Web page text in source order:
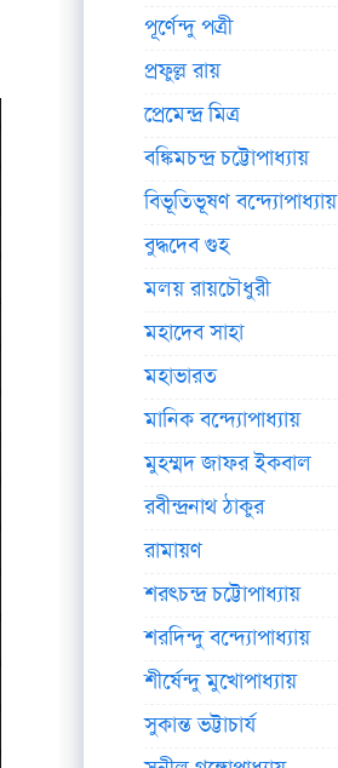
পূর্ণেন্দু পত্রী
প্রফুল্ল রায়
প্রেমেন্দ্র মিত্র
বঙ্কিমচন্দ্র চট্টোপাধ্যায়
বিভূতিভূষণ বন্দ্যোপাধ্যায়
বুদ্ধদেব গুহ
মলয় রায়চৌধুরী
মহাদেব সাহা
মহাভারত
মানিক বন্দ্যোপাধ্যায়
মুহম্মদ জাফর ইকবাল
রবীন্দ্রনাথ ঠাকুর
রামায়ণ
শরৎচন্দ্র চট্টোপাধ্যায়
শরদিন্দু বন্দ্যোপাধ্যায়
শীর্ষেন্দু মুখোপাধ্যায়
সুকান্ত ভট্টাচার্য